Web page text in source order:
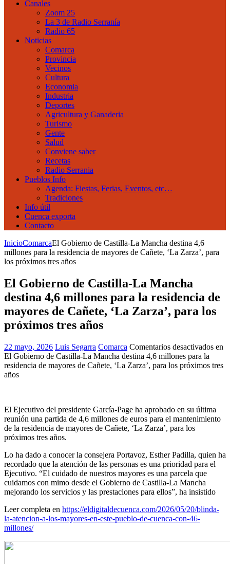
Canales
Zoom 25
La 3 de Radio Serranía
Radio 65
Noticias
Comarca
Provincia
Vecinos
Cultura
Economia
Industria
Deportes
Agricultura y Ganaderia
Turismo
Gente
Salud
Conviene saber
Recetas
Radio Serrania
Pueblos Info
Agenda: Fiestas, Ferias, Eventos, etc…
Tradiciones
Info útil
Cuenca exporta
Contacto
InicioComarcaEl Gobierno de Castilla-La Mancha destina 4,6
millones para la residencia de mayores de Cañete, ‘La Zarza’, para
los próximos tres años
El Gobierno de Castilla-La Mancha
destina 4,6 millones para la residencia de
mayores de Cañete, ‘La Zarza’, para los
próximos tres años
22 mayo, 2026 Luis Segarra Comarca Comentarios desactivados en
El Gobierno de Castilla-La Mancha destina 4,6 millones para la
residencia de mayores de Cañete, ‘La Zarza’, para los próximos tres
años
El Ejecutivo del presidente García-Page ha aprobado en su última
reunión una partida de 4,6 millones de euros para el mantenimiento
de la residencia de mayores de Cañete, ‘La Zarza’, para los
próximos tres años.
Lo ha dado a conocer la consejera Portavoz, Esther Padilla, quien ha
recordado que la atención de las personas es una prioridad para el
Ejecutivo. “El cuidado de nuestros mayores es una parcela que
cuidamos con mimo desde el Gobierno de Castilla-La Mancha
mejorando los servicios y las prestaciones para ellos”, ha insistido
Leer completa en https://eldigitaldecuenca.com/2026/05/20/blinda-
la-atencion-a-los-mayores-en-este-pueblo-de-cuenca-con-46-
millones/